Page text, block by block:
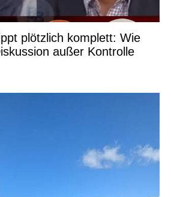
plötzlich komplett: Wie
außer Kontrolle